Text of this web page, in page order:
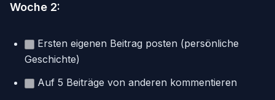
Woche 2:
Ersten eigenen Beitrag posten (persönliche
Geschichte)
Auf 5 Beiträge von anderen kommentieren